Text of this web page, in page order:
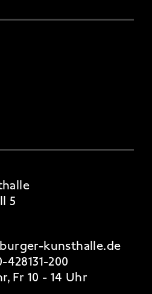
5
kunsthalle.de
428131-200
Fr 10 - 14 Uhr